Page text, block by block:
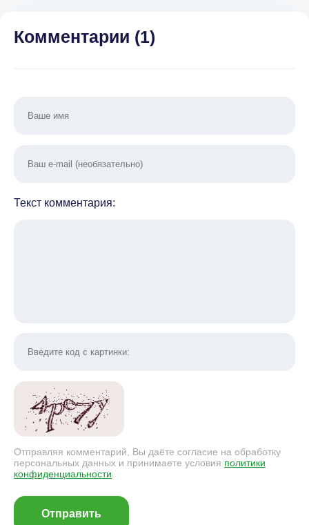
Комментарии (1)
Текст комментария:
Отправляя комментарий, Вы даёте согласие на обработку
персональных данных и принимаете условия политики
конфиденциальности.
Отправить